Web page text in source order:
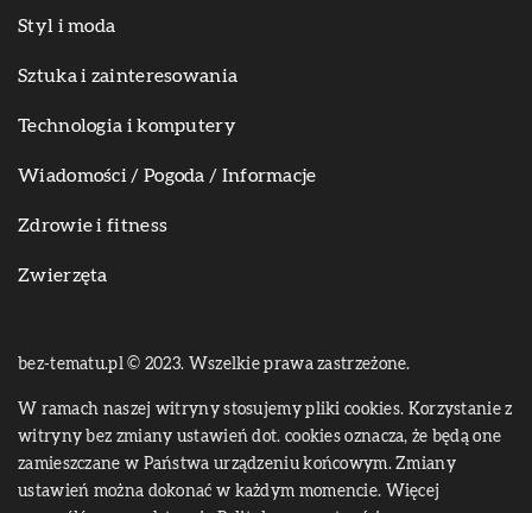
Styl i moda
Sztuka i zainteresowania
Technologia i komputery
Wiadomości / Pogoda / Informacje
Zdrowie i fitness
Zwierzęta
bez-tematu.pl © 2023. Wszelkie prawa zastrzeżone.
W ramach naszej witryny stosujemy pliki cookies. Korzystanie z
witryny bez zmiany ustawień dot. cookies oznacza, że będą one
zamieszczane w Państwa urządzeniu końcowym. Zmiany
ustawień można dokonać w każdym momencie. Więcej